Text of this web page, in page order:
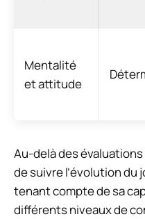
Mentalité
et attitude
Au-delà des
de suivre l’évolution du
tenant compte de sa
différents niveaux de